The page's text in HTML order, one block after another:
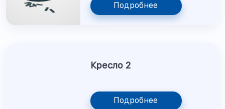
Подробнее
Кресло 2
Подробнее